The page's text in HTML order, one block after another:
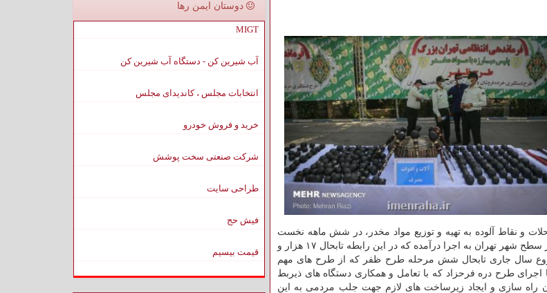
و نقاط آلوده به تهیه و توزیع مواد مخدر، در شش ماهه نخست
سال جاری بیش از ۲ هزار مرحله طرح محله محور و ارتقا امنیت اجتماعی در سطح شهر تهران به اجرا درآمده که در این رابطه تابحال ۱۷ هزار و
سال جاری تابحال شش مرحله طرح ظفر که از طرح های مهم
اجرای طرح دره فرحزاد که با تعامل و همکاری دستگاه های ذیربط
راه سازی و ایجاد زیرساخت های لازم جهت جلب مردمی به این
دوستان ایمن رها
MIGT
آب شیرین کن - دستگاه آب شیرین کن
انتخابات مجلس ، کاندیدای مجلس
خرید و فروش خودرو
شرکت صنعتی سخت پوشش
طراحی سایت
فیش حج
قیمت بیسیم